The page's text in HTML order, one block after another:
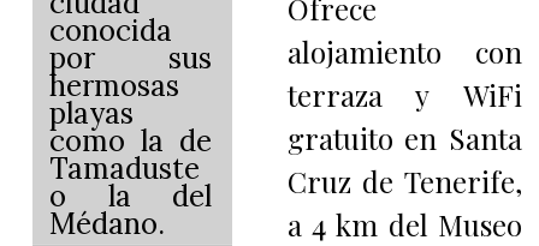
conocida
por sus
hermosas
playas
como la de
Tamaduste
o la del
Médano.
Ofrece
alojamiento con
terraza y WiFi
gratuito en Santa
Cruz de Tenerife,
a 4 km del Museo